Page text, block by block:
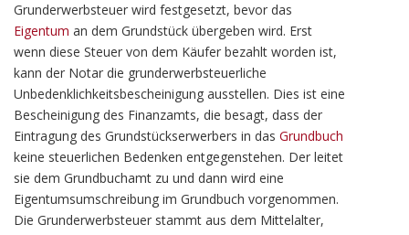
Grunderwerbsteuer wird festgesetzt, bevor das
Eigentum an dem Grundstück übergeben wird. Erst
wenn diese Steuer von dem Käufer bezahlt worden ist,
kann der Notar die grunderwerbsteuerliche
Unbedenklichkeitsbescheinigung ausstellen. Dies ist eine
Bescheinigung des Finanzamts, die besagt, dass der
Eintragung des Grundstückserwerbers in das Grundbuch
keine steuerlichen Bedenken entgegenstehen. Der leitet
sie dem Grundbuchamt zu und dann wird eine
Eigentumsumschreibung im Grundbuch vorgenommen.
Die Grunderwerbsteuer stammt aus dem Mittelalter,